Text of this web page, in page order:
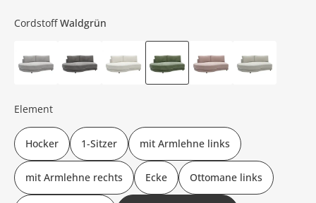
Cordstoff Waldgrün
Element
Hocker 1-Sitzer mit Armlehne links
mit Armlehne rechts Ecke Ottomane links